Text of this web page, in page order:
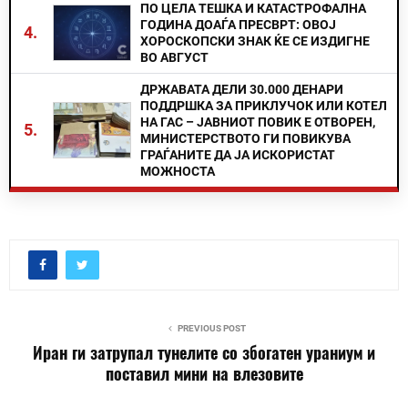
4.
ПО ЦЕЛА ТЕШКА И КАТАСТРОФАЛНА
ГОДИНА ДОАЃА ПРЕСВРТ: ОВОЈ
ХОРОСКОПСКИ ЗНАК ЌЕ СЕ ИЗДИГНЕ
ВО АВГУСТ
5.
ДРЖАВАТА ДЕЛИ 30.000 ДЕНАРИ
ПОДДРШКА ЗА ПРИКЛУЧОК ИЛИ КОТЕЛ
НА ГАС – ЈАВНИОТ ПОВИК Е ОТВОРЕН,
МИНИСТЕРСТВОТО ГИ ПОВИКУВА
ГРАЃАНИТЕ ДА ЈА ИСКОРИСТАТ
МОЖНОСТА
PREVIOUS POST
Иран ги затрупал тунелите со збогатен ураниум и
поставил мини на влезовите